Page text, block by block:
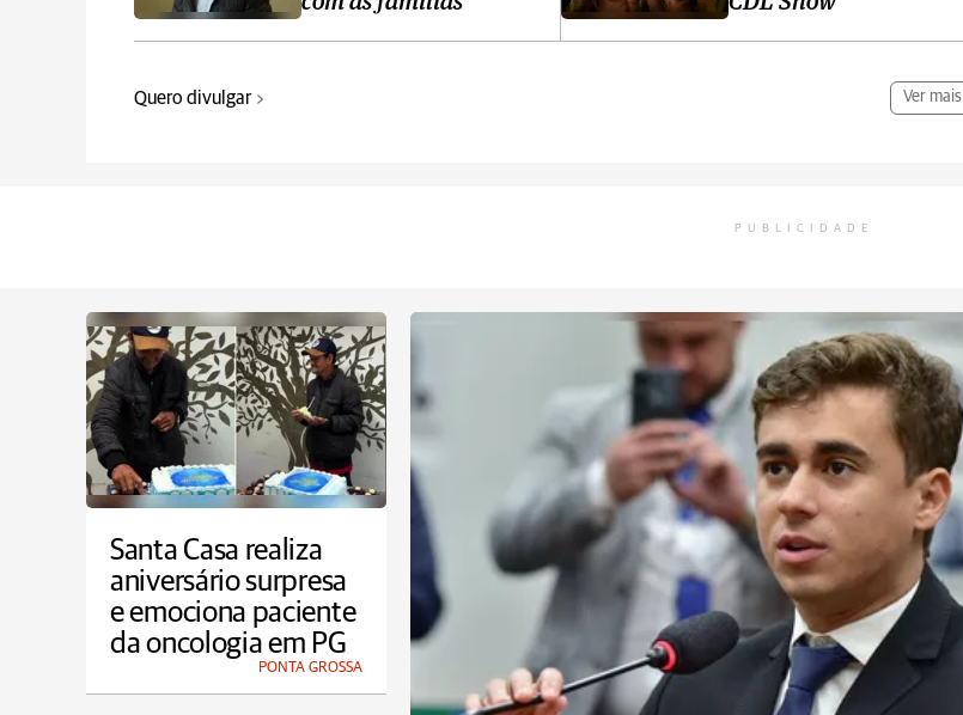
Quero divulgar Ver mais
PUBLICIDADE
Santa Casa realiza
aniversário surpresa
e emociona paciente
da oncologia em PG
PONTA GROSSA